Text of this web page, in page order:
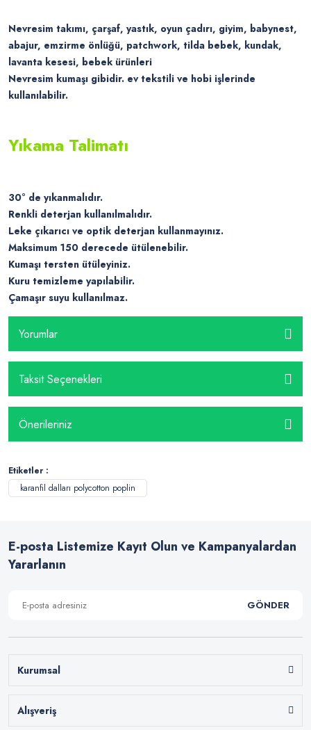
Nevresim takımı, çarşaf, yastık, oyun çadırı, giyim, babynest,
abajur, emzirme önlüğü, patchwork, tilda bebek, kundak,
lavanta kesesi, bebek ürünleri
Nevresim kumaşı gibidir. ev tekstili ve hobi işlerinde
kullanılabilir.
Yıkama Talimatı
30° de yıkanmalıdır.
Renkli deterjan kullanılmalıdır.
Leke çıkarıcı ve optik deterjan kullanmayınız.
Maksimum 150 derecede ütülenebilir.
Kumaşı tersten ütüleyiniz.
Kuru temizleme yapılabilir.
Çamaşır suyu kullanılmaz.
Yorumlar
Taksit Seçenekleri
Önerileriniz
Etiketler :
karanfil dalları polycotton poplin
E-posta Listemize Kayıt Olun ve Kampanyalardan
Yararlanın
GÖNDER
Kurumsal
Alışveriş